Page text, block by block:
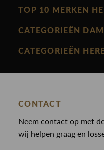
TOP 10 MERKEN
Vanguard
Cast Iron
Paul en Shark
CATEGORIEËN
Nieuw binnen
Blouses
Broeken
Gilets
CATEGORIEËN
Broeken
Colberts
Giftcards
CONTACT
Neem contact op met
wij helpen graag en